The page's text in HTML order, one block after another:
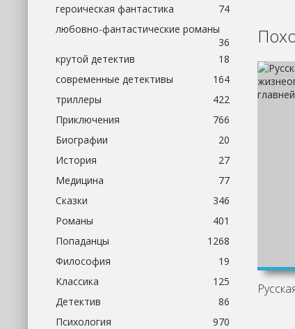
героическая фантастика
74
любовно-фантастические романы
36
крутой детектив
18
современные детективы
164
триллеры
422
Приключения
766
Биографии
20
История
27
Медицина
77
Сказки
346
Романы
401
Попаданцы
1268
Философия
19
Классика
125
Детектив
86
Психология
970